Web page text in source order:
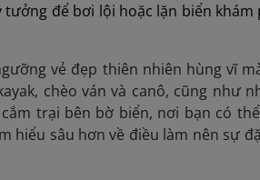
để bơi lội hoặc lặn biển
vẻ đẹp thiên nhiên hùng vĩ
chèo ván và canô, cũng như
trại bên bờ biển, nơi bạn có
hiểu sâu hơn về điều làm nên sự